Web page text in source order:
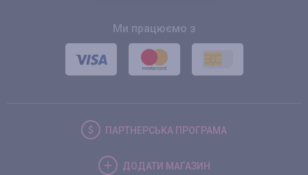
Ми працюємо з
ПАРТНЕРСЬКА ПРОГРАМА
ДОДАТИ МАГАЗИН